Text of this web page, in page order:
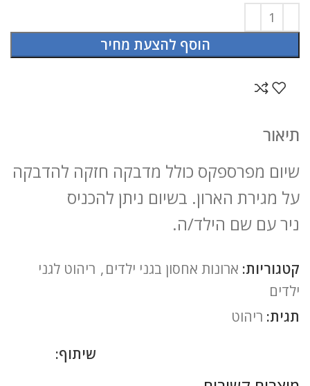
הוסף להצעת מחיר
תיאור
שיום מפרספקס כולל מדבקה חזקה להדבקה
על מגירת הארון. בשיום ניתן להכניס
ניר עם שם הילד/ה.
קטגוריות: ארונות אחסון בגני ילדים, ריהוט לגני
ילדים
תגית: ריהוט
שיתוף: